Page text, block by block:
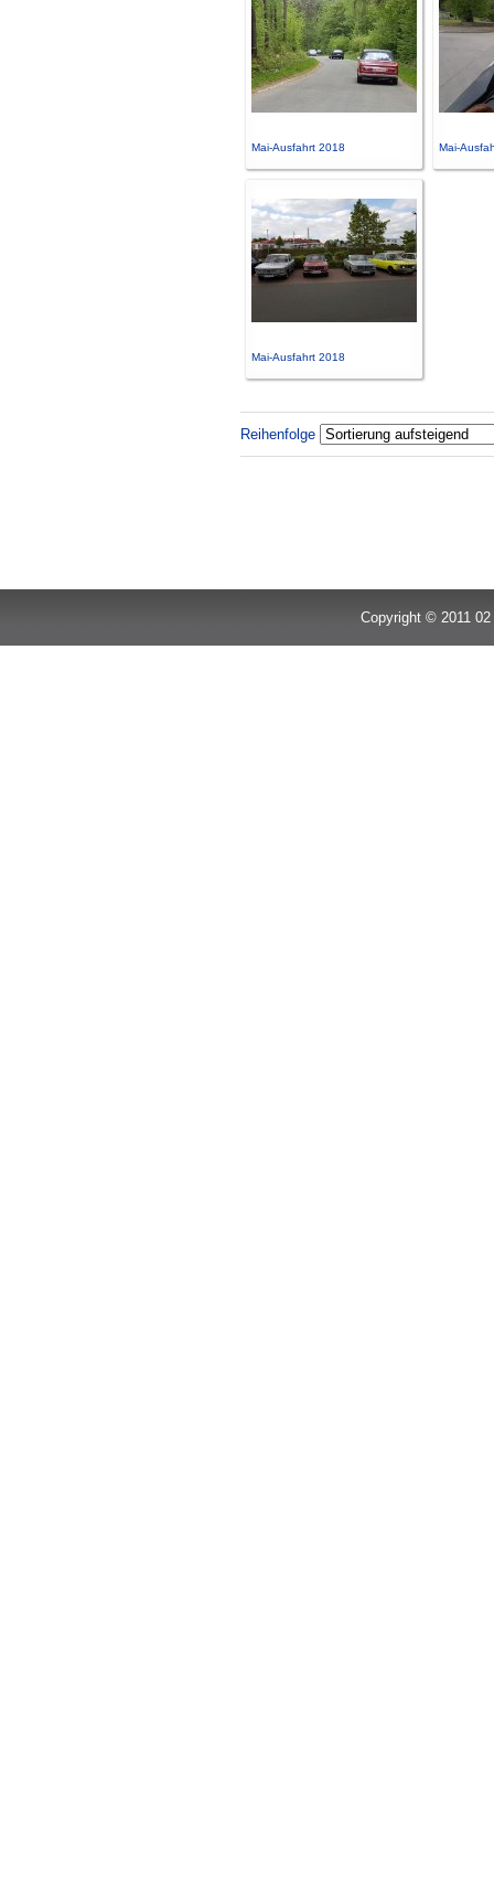
Mai-Ausfahrt 2018 Mai-
Mai-Ausfahrt 2018
Reihenfolge
Copyright © 2011